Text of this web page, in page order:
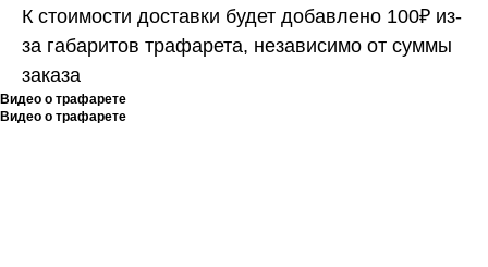
К стоимости доставки будет добавлено 100₽ из-
за габаритов трафарета, независимо от суммы
заказа
Видео о трафарете
Видео о трафарете